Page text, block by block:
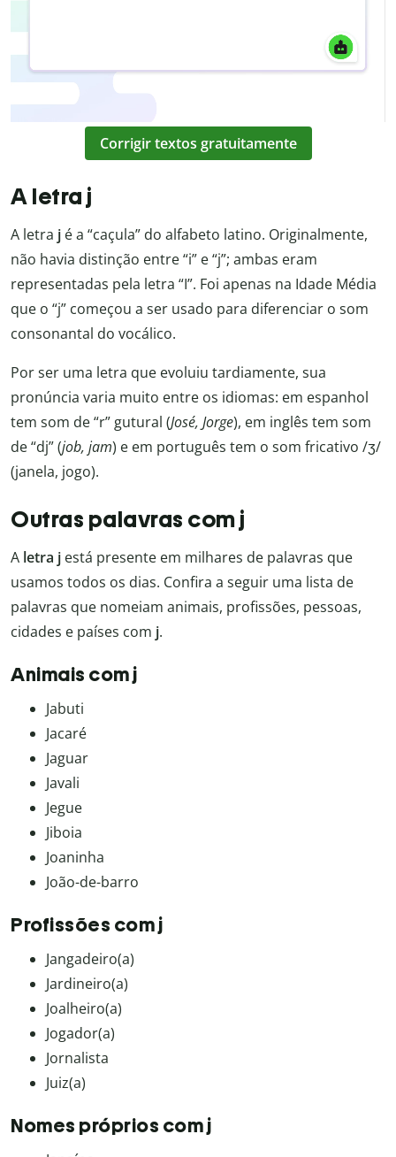
Corrigir textos gratuitamente
A letra j
A letra j é a “caçula” do alfabeto latino. Originalmente,
não havia distinção entre “i” e “j”; ambas eram
representadas pela letra “I”. Foi apenas na Idade Média
que o “j” começou a ser usado para diferenciar o som
consonantal do vocálico.
Por ser uma letra que evoluiu tardiamente, sua
pronúncia varia muito entre os idiomas: em espanhol
tem som de “r” gutural (José, Jorge), em inglês tem som
de “dj” (job, jam) e em português tem o som fricativo /ʒ/
(janela, jogo).
Outras palavras com j
A letra j está presente em milhares de palavras que
usamos todos os dias. Confira a seguir uma lista de
palavras que nomeiam animais, profissões, pessoas,
cidades e países com j.
Animais com j
Jabuti
Jacaré
Jaguar
Javali
Jegue
Jiboia
Joaninha
João-de-barro
Profissões com j
Jangadeiro(a)
Jardineiro(a)
Joalheiro(a)
Jogador(a)
Jornalista
Juiz(a)
Nomes próprios com j